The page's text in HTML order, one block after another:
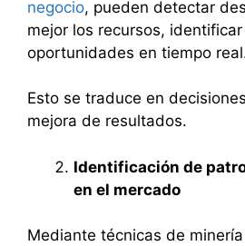
negocio, pueden detectar
mejor los recursos,
oportunidades en tiempo
Esto se traduce en
mejora de resultados.
Identificación de
en el mercado
Mediante técnicas de